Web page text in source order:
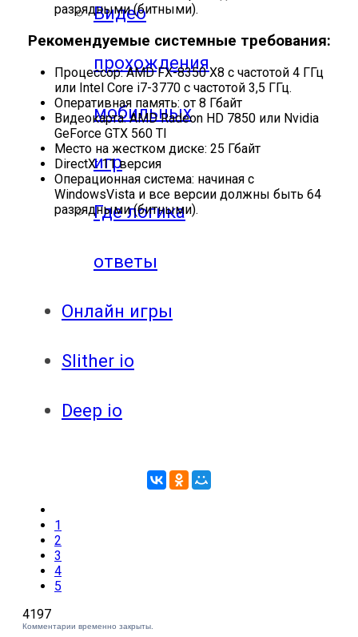
Видео
прохождения
мобильных
игр
Где логика
ответы
Онлайн игры
Slither io
Deep io
разрядными (битными).
Рекомендуемые системные требования:
Процессор: AMD FX-8350 X8 с частотой 4 ГГц
или Intel Core i7-3770 с частотой 3,5 ГГц.
Оперативная память: от 8 Гбайт
Видеокарта: AMD Radeon HD 7850 или Nvidia
GeForce GTX 560 TI
Место на жестком диске: 25 Гбайт
DirectX: 11 версия
Операционная система: начиная с
WindowsVista и все версии должны быть 64
разрядными (битными).
1
2
3
4
5
4197
Комментарии временно закрыты.